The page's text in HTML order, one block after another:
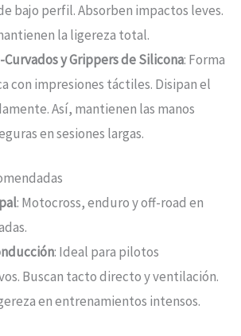
bajo perfil. Absorben impactos leves.
la ligereza total.
Curvados y Grippers de Silicona: Forma
con impresiones táctiles. Disipan el
Así, mantienen las manos
en sesiones largas.
: Motocross, enduro y off-road en
: Ideal para pilotos
Buscan tacto directo y ventilación.
en entrenamientos intensos.